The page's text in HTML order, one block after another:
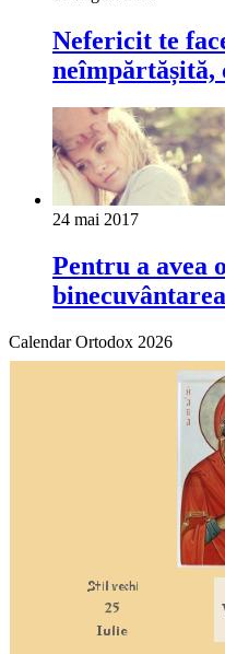
Nefericit te
neîmpărtășită,
24 mai 2017
Pentru a avea
Calendar Ortodox 2026